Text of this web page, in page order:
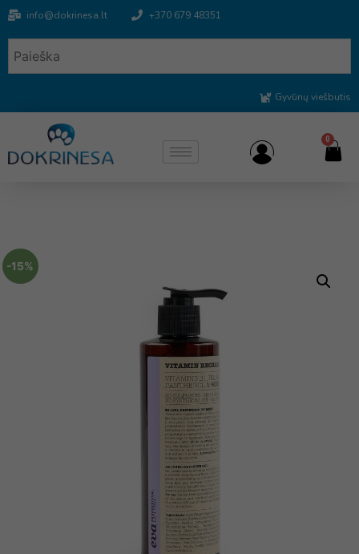
info@dokrinesa.lt +370 679 48351
Gyvūnų viešbutis
0
-15%